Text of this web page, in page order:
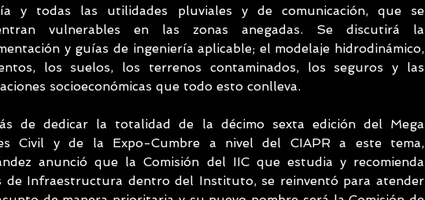
y todas las utilidades pluviales y de comunicación, que se
vulnerables en las zonas anegadas. Se discutirá la
y guías de ingeniería aplicable; el modelaje hidrodinámico,
los suelos, los terrenos contaminados, los seguros y las
socioeconómicas que todo esto conlleva.
de dedicar la totalidad de la décimo sexta edición del Mega
Civil y de la Expo-Cumbre a nivel del CIAPR a este tema,
anunció que la Comisión del IIC que estudia y recomienda
de Infraestructura dentro del Instituto, se reinventó para atender